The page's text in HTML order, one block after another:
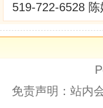
519-722-6528 陈
免责声明：站内